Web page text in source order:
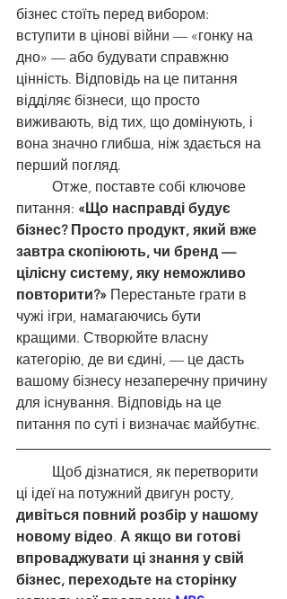
бізнес стоїть перед вибором:
вступити в цінові війни — «гонку на
дно» — або будувати справжню
цінність. Відповідь на це питання
відділяє бізнеси, що просто
виживають, від тих, що домінують, і
вона значно глибша, ніж здається на
перший погляд.
питання: «Що насправді будує
бізнес? Просто продукт, який вже
завтра скопіюють, чи бренд —
цілісну систему, яку неможливо
повторити?» Перестаньте грати в
чужі ігри, намагаючись бути
кращими. Створюйте власну
категорію, де ви єдині, — це дасть
вашому бізнесу незаперечну причину
для існування. Відповідь на це
питання по суті і визначає майбутнє.
ці ідеї на потужний двигун росту,
дивіться повний розбір у нашому
новому відео. А якщо ви готові
впроваджувати ці знання у свій
бізнес, переходьте на сторінку